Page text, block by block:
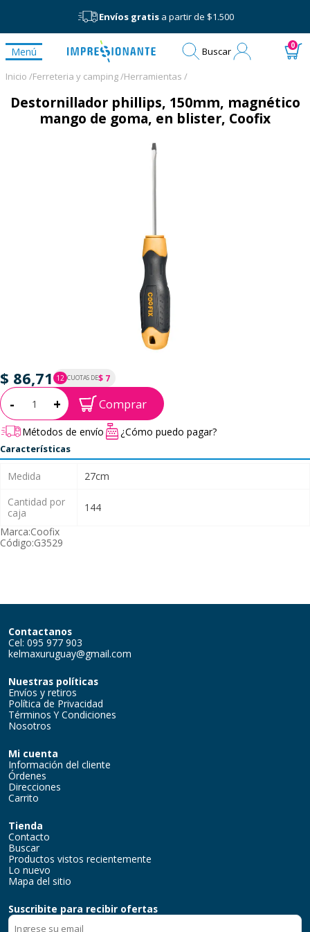
Envíos gratisa partir de $1.500
Menú Buscar 0
Inicio /Ferreteria y camping /Herramientas /
Destornillador phillips, 150mm, magnético
mango de goma, en blister, Coofix
$ 86,71 12 CUOTAS DE$ 7
P.T.F. $ 87
Cantidad:
- + Comprar
Métodos de envío ¿Cómo puedo pagar?
Características
Medida
27cm
Cantidad por
caja
144
Marca:Coofix
Código:G3529
Contactanos
Cel: 095 977 903
kelmaxuruguay@gmail.com
Nuestras políticas
Envíos y retiros
Política de Privacidad
Términos Y Condiciones
Nosotros
Mi cuenta
Información del cliente
Órdenes
Direcciones
Carrito
Tienda
Contacto
Buscar
Productos vistos recientemente
Lo nuevo
Mapa del sitio
Suscribite para recibir ofertas